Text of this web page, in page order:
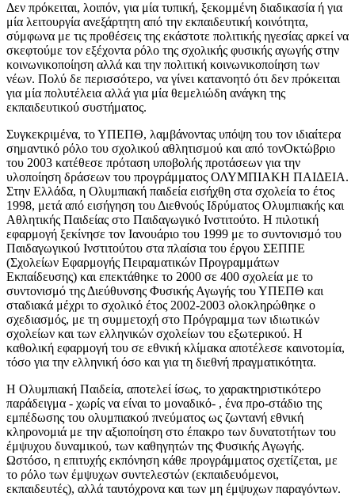
Δεν πρόκειται, λοιπόν, για μία τυπική, ξεκομμένη διαδικασία ή για
μία λειτουργία ανεξάρτητη από την εκπαιδευτική κοινότητα,
σύμφωνα με τις προθέσεις της εκάστοτε πολιτικής ηγεσίας αρκεί να
σκεφτούμε τον εξέχοντα ρόλο της σχολικής φυσικής αγωγής στην
κοινωνικοποίηση αλλά και την πολιτική κοινωνικοποίηση των
νέων. Πολύ δε περισσότερο, να γίνει κατανοητό ότι δεν πρόκειται
για μία πολυτέλεια αλλά για μία θεμελιώδη ανάγκη της
εκπαιδευτικού συστήματος.
Συγκεκριμένα, το ΥΠΕΠΘ, λαμβάνοντας υπόψη του τον ιδιαίτερα
σημαντικό ρόλο του σχολικού αθλητισμού και από τονΟκτώβριο
του 2003 κατέθεσε πρόταση υποβολής προτάσεων για την
υλοποίηση δράσεων του προγράμματος ΟΛΥΜΠΙΑΚΗ ΠΑΙΔΕΙΑ.
Στην Ελλάδα, η Ολυμπιακή παιδεία εισήχθη στα σχολεία το έτος
1998, μετά από εισήγηση του Διεθνούς Ιδρύματος Ολυμπιακής και
Αθλητικής Παιδείας στο Παιδαγωγικό Ινστιτούτο. Η πιλοτική
εφαρμογή ξεκίνησε τον Ιανουάριο του 1999 με το συντονισμό του
Παιδαγωγικού Ινστιτούτου στα πλαίσια του έργου ΣΕΠΠΕ
(Σχολείων Εφαρμογής Πειραματικών Προγραμμάτων
Εκπαίδευσης) και επεκτάθηκε το 2000 σε 400 σχολεία με το
συντονισμό της Διεύθυνσης Φυσικής Αγωγής του ΥΠΕΠΘ και
σταδιακά μέχρι το σχολικό έτος 2002-2003 ολοκληρώθηκε ο
σχεδιασμός, με τη συμμετοχή στο Πρόγραμμα των ιδιωτικών
σχολείων και των ελληνικών σχολείων του εξωτερικού. Η
καθολική εφαρμογή του σε εθνική κλίμακα αποτέλεσε καινοτομία,
τόσο για την ελληνική όσο και για τη διεθνή πραγματικότητα.
Η Ολυμπιακή Παιδεία, αποτελεί ίσως, το χαρακτηριστικότερο
παράδειγμα - χωρίς να είναι το μοναδικό- , ένα προ-στάδιο της
εμπέδωσης του ολυμπιακού πνεύματος ως ζωντανή εθνική
κληρονομιά με την αξιοποίηση στο έπακρο των δυνατοτήτων του
έμψυχου δυναμικού, των καθηγητών της Φυσικής Αγωγής.
Ωστόσο, η επιτυχής εκπόνηση κάθε προγράμματος σχετίζεται, με
το ρόλο των έμψυχων συντελεστών (εκπαιδευόμενοι,
εκπαιδευτές), αλλά ταυτόχρονα και των μη έμψυχων παραγόντων.